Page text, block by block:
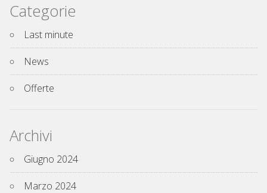
Categorie
Last minute
News
Offerte
Archivi
Giugno 2024
Marzo 2024